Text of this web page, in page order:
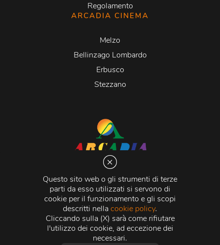
Questo sito web o gli strumenti di terze
parti da esso utilizzati si servono di
cookie per il funzionamento e gli scopi
descritti nellacookie policy.
Cliccando sulla (X) sarà come rifiutare
l'utilizzo dei cookie, ad eccezione dei
necessari.
Regolamento
ARCADIA CINEMA
Melzo
Bellinzago Lombardo
Erbusco
Stezzano
Via Martiri della Libertà 20066 Melzo (MI)
C.C.I.A.A. - R.E.A di Milano n. 1427910
Registro delle Imprese di Milano n. 338392 -
Fiscale e Partita Iva11015840157 | Capitale Sociale
500.000,00 i.v.
Credits:Crea Informatica S.r.l. 2026 © Tutti i diritti
riservati.